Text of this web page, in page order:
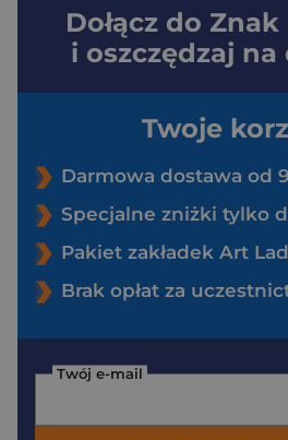
Dołącz do Znak
i oszczędzaj
Twoje
Darmowa dostawa od
Specjalne zniżki tylko
Pakiet zakładek Art
Brak opłat za
Twój e-mail